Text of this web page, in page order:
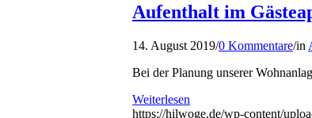
Aufenthalt im
14. August 2019/0 Kommentare/in
Bei der Planung unserer
Weiterlesen
https://hilwoge.de/wp-content/